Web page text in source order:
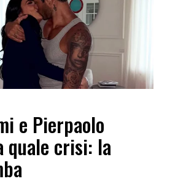
e Pierpaolo
quale crisi: la